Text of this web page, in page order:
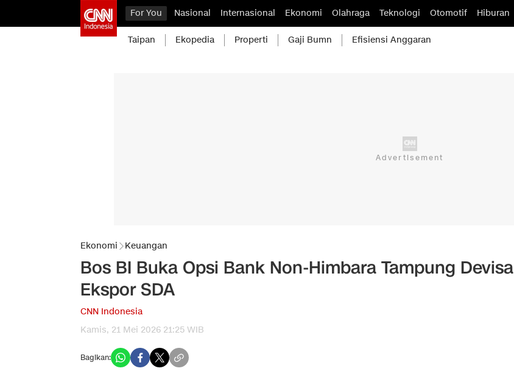
For You Nasional Internasional Ekonomi Olahraga Teknologi Otomotif Hiburan
Taipan Ekopedia Properti Gaji Bumn Efisiensi Anggaran
Ekonomi Keuangan
Bos BI Buka Opsi Bank Non-Himbara Tampung Devisa
Ekspor SDA
CNN Indonesia
Kamis, 21 Mei 2026 21:25 WIB
Bagikan: